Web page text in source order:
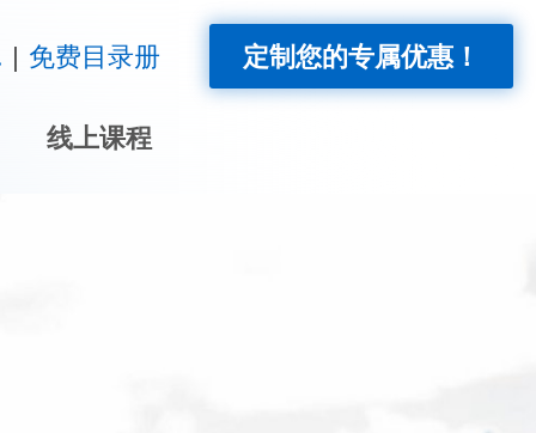
免费目录册 定制您的专属优惠！
线上课程